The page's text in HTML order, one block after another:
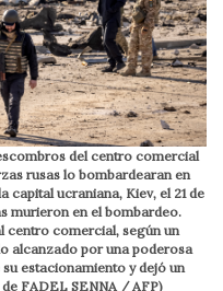
del centro comercial
rusas lo bombardearan en
capital ucraniana, Kiev, el 21 de
murieron en el bombardeo.
centro comercial, según un
alcanzado por una poderosa
estacionamiento y dejó un
FADEL SENNA / AFP)